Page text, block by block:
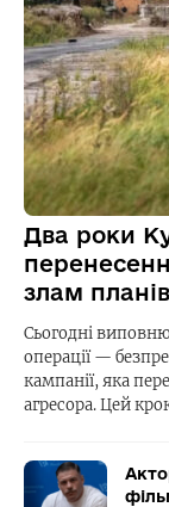
Два роки
злам
Сьогодні
операції —
кампанії, яка
агресора. Цей